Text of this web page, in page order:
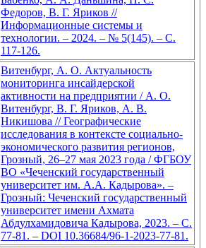
Федоров, В. Г. Яриков //
Информационные системы и
технологии. – 2024. – № 5(145). – С.
117-126.
Витенбург, А. О. Актуальность
мониторинга инсайдерской
активности на предприятии / А. О.
Витенбург, В. Г. Яриков, А. В.
Никишова // Географические
исследования в контексте социально-
экономического развития регионов,
Грозный, 26–27 мая 2023 года / ФГБОУ
ВО «Чеченский государственный
университет им. А.А. Кадырова». –
Грозный: Чеченский государственный
университет имени Ахмата
Абдулхамидовича Кадырова, 2023. – С.
77-81. – DOI 10.36684/96-1-2023-77-81.